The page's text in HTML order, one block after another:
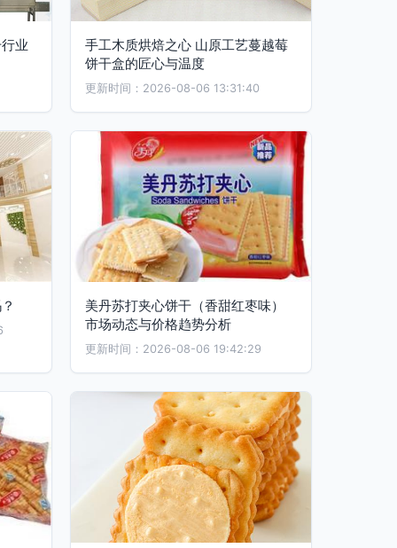
业
手工木质烘焙之心 山原工艺蔓越莓
饼干盒的匠心与温度
更新时间：2026-08-06 13:31:40
美丹苏打夹心饼干（香甜红枣味）
市场动态与价格趋势分析
更新时间：2026-08-06 19:42:29